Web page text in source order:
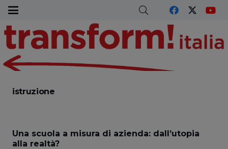
istruzione
Una scuola a misura di azienda: dall’utopia
alla realtà?